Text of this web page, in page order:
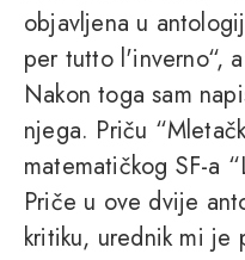
objavljena u
per tutto l'inverno“,
Nakon toga sam
njega. Priču
matematičkog SF-a
Priče u ove dvije
kritiku, urednik mi je